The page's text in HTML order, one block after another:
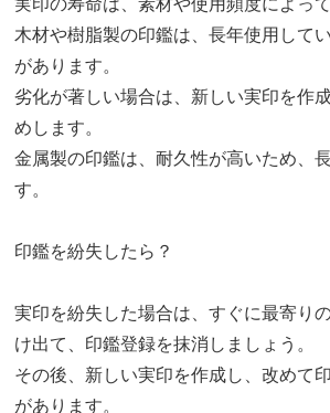
実印の寿命は、素材や使用頻度によっ
木材や樹脂製の印鑑は、長年使用して
があります。
劣化が著しい場合は、新しい実印を作
めします。
金属製の印鑑は、耐久性が高いため、
す。
印鑑を紛失したら？
実印を紛失した場合は、すぐに最寄り
け出て、印鑑登録を抹消しましょう。
その後、新しい実印を作成し、改めて
があります。